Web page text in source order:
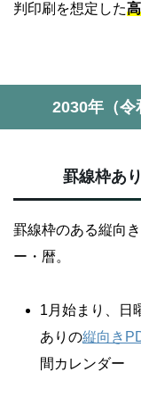
判印刷を想定した
2030年（令
罫線枠あ
罫線枠のある縦向
ー・暦。
1月始まり、日
ありの縦向き
間カレンダー